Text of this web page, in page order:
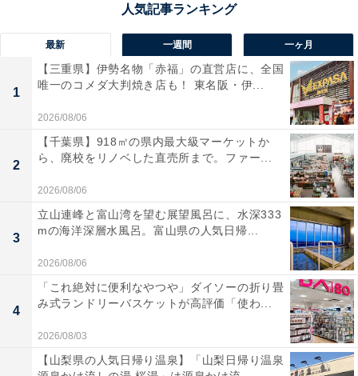
最新 一週間 一ヶ月
1
【三重県】伊勢名物「赤福」の直営店に、全国
唯一のコメダ大判焼き店も！ 東名阪・伊...
2026/08/06
2
【千葉県】918㎡の県内最大級マーケットか
ら、廃校をリノベした直売所まで。ファー...
2026/08/06
3
立山連峰と富山湾を望む展望風呂に、水深333
mの海洋深層水風呂。富山県の人気日帰...
2026/08/06
4
「これ絶対に便利なやつや」ダイソーの折り畳
み式ランドリーバスケットが高評価「使わ...
2026/08/03
【山梨県の人気日帰り温泉】「山梨日帰り温泉